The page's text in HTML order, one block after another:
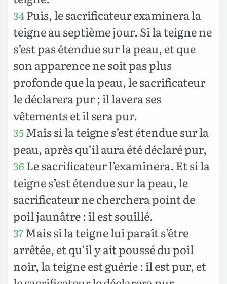
34Puis, le sacrificateur examinera la
teigne au septième jour. Si la teigne ne
s’est pas étendue sur la peau, et que
son apparence ne soit pas plus
profonde que la peau, le sacrificateur
le déclarera pur ; il lavera ses
vêtements et il sera pur.
35Mais si la teigne s’est étendue sur la
peau, après qu’il aura été déclaré pur,
36 Le sacrificateur l’examinera. Et si la
teigne s’est étendue sur la peau, le
sacrificateur ne cherchera point de
poil jaunâtre : il est souillé.
37Mais si la teigne lui paraît s’être
arrêtée, et qu’il y ait poussé du poil
noir, la teigne est guérie : il est pur, et